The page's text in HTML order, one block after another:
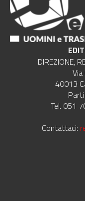
DIREZIONE,
40013
Tel. 051
Contattaci: